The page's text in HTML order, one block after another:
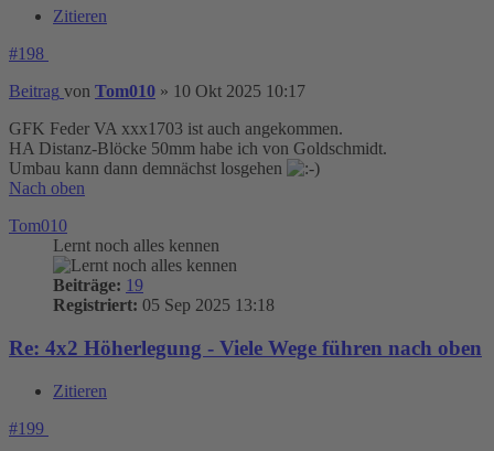
Zitieren
#198
Beitrag von Tom010 » 10 Okt 2025 10:17
GFK Feder VA xxx1703 ist auch angekommen.
HA Distanz-Blöcke 50mm habe ich von Goldschmidt.
Umbau kann dann demnächst losgehen
Nach oben
Tom010
Lernt noch alles kennen
Beiträge: 19
Registriert: 05 Sep 2025 13:18
Re: 4x2 Höherlegung - Viele Wege führen nach oben
Zitieren
#199